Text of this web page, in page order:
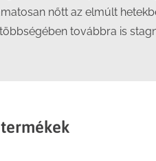
nőtt az elmúlt
továbbra is